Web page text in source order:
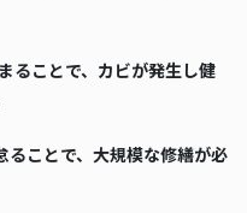
ることで、カビが発生し健
ることで、大規模な修繕が必